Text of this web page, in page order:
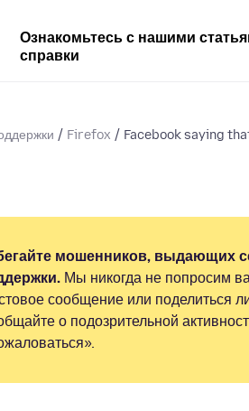
Ознакомьтесь с нашими
справки
Firefox Facebook saying
мошенников, выдающих
Мы никогда не попросим
сообщение или поделиться
о подозрительной